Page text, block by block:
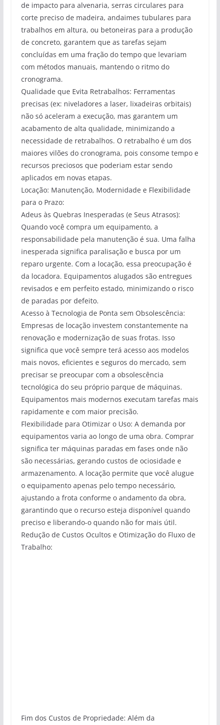
de impacto para alvenaria, serras circulares para
corte preciso de madeira, andaimes tubulares para
trabalhos em altura, ou betoneiras para a produção
de concreto, garantem que as tarefas sejam
concluídas em uma fração do tempo que levariam
com métodos manuais, mantendo o ritmo do
cronograma.
Qualidade que Evita Retrabalhos: Ferramentas
precisas (ex: niveladores a laser, lixadeiras orbitais)
não só aceleram a execução, mas garantem um
acabamento de alta qualidade, minimizando a
necessidade de retrabalhos. O retrabalho é um dos
maiores vilões do cronograma, pois consome tempo e
recursos preciosos que poderiam estar sendo
aplicados em novas etapas.
Locação: Manutenção, Modernidade e Flexibilidade
para o Prazo:
Adeus às Quebras Inesperadas (e Seus Atrasos):
Quando você compra um equipamento, a
responsabilidade pela manutenção é sua. Uma falha
inesperada significa paralisação e busca por um
reparo urgente. Com a locação, essa preocupação é
da locadora. Equipamentos alugados são entregues
revisados e em perfeito estado, minimizando o risco
de paradas por defeito.
Acesso à Tecnologia de Ponta sem Obsolescência:
Empresas de locação investem constantemente na
renovação e modernização de suas frotas. Isso
significa que você sempre terá acesso aos modelos
mais novos, eficientes e seguros do mercado, sem
precisar se preocupar com a obsolescência
tecnológica do seu próprio parque de máquinas.
Equipamentos mais modernos executam tarefas mais
rapidamente e com maior precisão.
Flexibilidade para Otimizar o Uso: A demanda por
equipamentos varia ao longo de uma obra. Comprar
significa ter máquinas paradas em fases onde não
são necessárias, gerando custos de ociosidade e
armazenamento. A locação permite que você alugue
o equipamento apenas pelo tempo necessário,
ajustando a frota conforme o andamento da obra,
garantindo que o recurso esteja disponível quando
preciso e liberando-o quando não for mais útil.
Redução de Custos Ocultos e Otimização do Fluxo de
Trabalho:
Fim dos Custos de Propriedade: Além da